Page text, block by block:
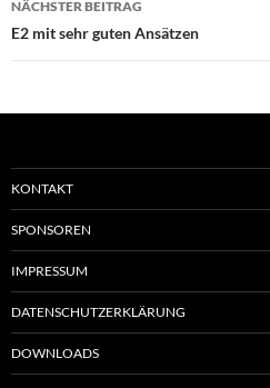
NÄCHSTER BEITRAG
E2 mit sehr guten Ansätzen
KONTAKT
SPONSOREN
IMPRESSUM
DATENSCHUTZERKLÄRUNG
DOWNLOADS